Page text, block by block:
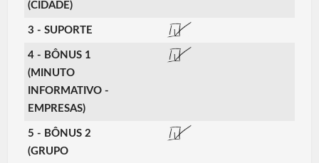
(CIDADE)
3 - SUPORTE
4 - BÔNUS 1
(MINUTO
INFORMATIVO -
EMPRESAS)
5 - BÔNUS 2
(GRUPO